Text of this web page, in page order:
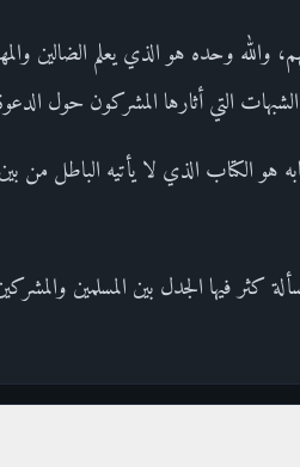
والله وحده هو الذي يعلم الضالين
التي أثارها المشركون حول
هو الكتاب الذي لا يأتيه الباطل
فيها الجدل بين المسلمين